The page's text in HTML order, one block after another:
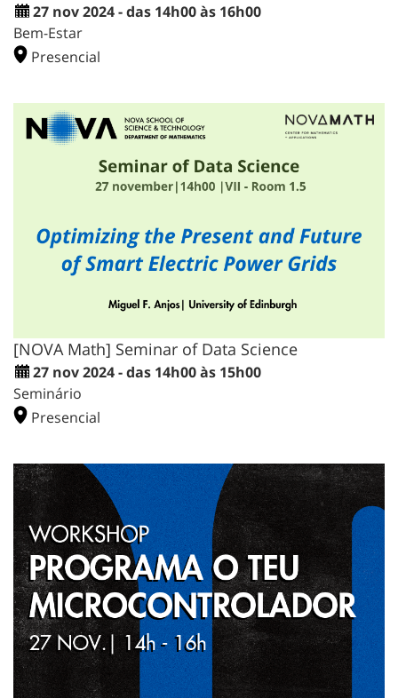
27 nov 2024 - das 14h00 às 16h00
Bem-Estar
Presencial
[NOVA Math] Seminar of Data Science
27 nov 2024 - das 14h00 às 15h00
Seminário
Presencial